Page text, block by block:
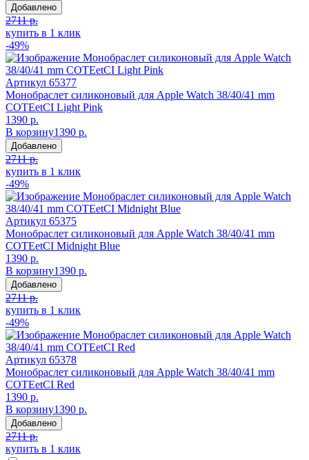
Добавлено
2711 р.
купить в 1 клик
-49%
Артикул 65377
Монобраслет силиконовый для Apple Watch 38/40/41 mm
COTEetCI Light Pink
1390 р.
В корзину1390 р.
Добавлено
2711 р.
купить в 1 клик
-49%
Артикул 65375
Монобраслет силиконовый для Apple Watch 38/40/41 mm
COTEetCI Midnight Blue
1390 р.
В корзину1390 р.
Добавлено
2711 р.
купить в 1 клик
-49%
Артикул 65378
Монобраслет силиконовый для Apple Watch 38/40/41 mm
COTEetCI Red
1390 р.
В корзину1390 р.
Добавлено
2711 р.
купить в 1 клик